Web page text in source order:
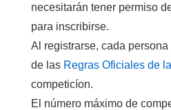
necesitarán tener permiso
para inscribirse.
Al registrarse, cada persona
de las Regras Oficiales de
competicíon.
El número máximo de